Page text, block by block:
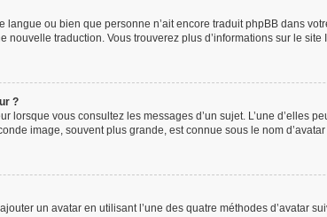
langue ou bien que personne n’ait encore traduit phpBB dans
nouvelle traduction. Vous trouverez plus d’informations sur le site
?
lorsque vous consultez les messages d’un sujet. L’une d’elles
image, souvent plus grande, est connue sous le nom
un avatar en utilisant l’une des quatre méthodes d’avatar